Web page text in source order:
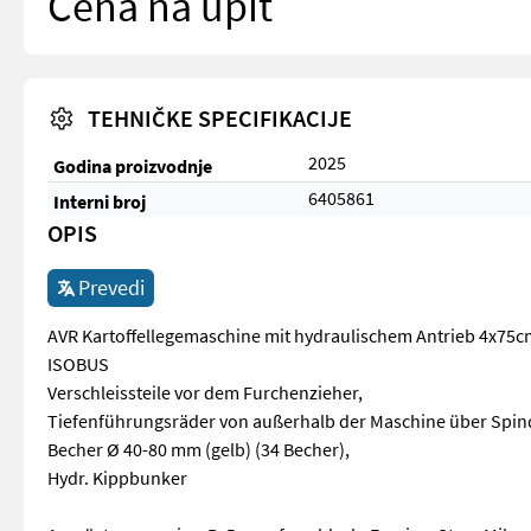
TEHNIČKE SPECIFIKACIJE
Godina proizvodnje
2025
Interni broj
6405861
OPIS
Prevedi
AVR Kartoffellegemaschine mit hydraulischem Antrieb
ISOBUS
Verschleissteile vor dem Furchenzieher,
Tiefenführungsräder von außerhalb der Maschine über
Becher Ø 40-80 mm (gelb) (34 Becher),
Hydr. Kippbunker